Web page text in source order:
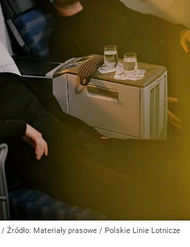
/ Źródło: Materiały prasowe / Polskie Linie Lotnicze